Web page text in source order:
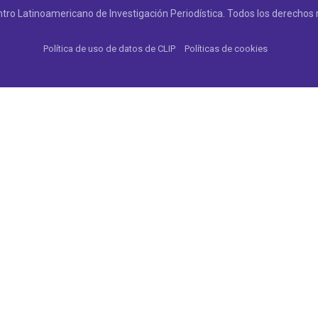
Latinoamericano de Investigación Periodística. Todos los derechos
Política de uso de datos de CLIP Políticas de cookies